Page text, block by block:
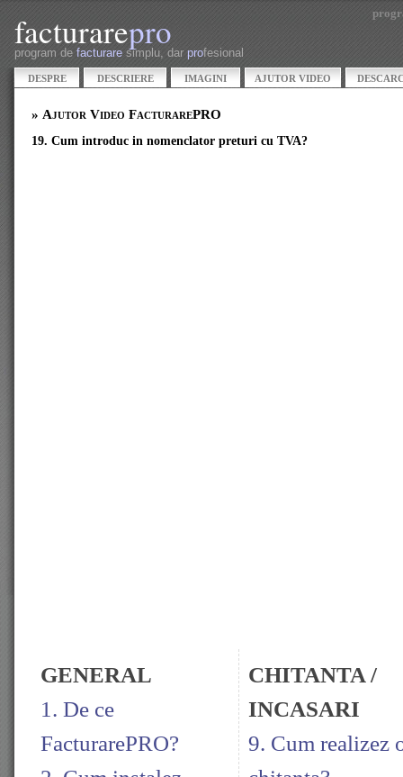
facturarepro
program de facturare simplu, dar profesional
DESPRE DESCRIERE IMAGINI AJUTOR VIDEO
» Ajutor Video FacturarePRO
19. Cum introduc in nomenclator preturi cu TVA?
GENERAL
1. De ce
FacturarePRO?
CHITANTA /
INCASARI
9. Cum realizez